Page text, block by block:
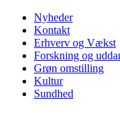
Nyheder
Kontakt
Erhverv og Vækst
Forskning og
Grøn omstilling
Kultur
Sundhed